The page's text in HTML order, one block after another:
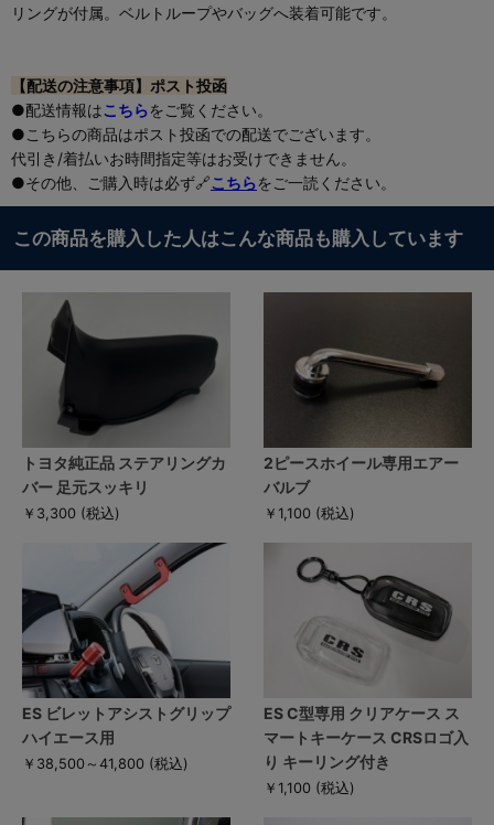
リングが付属。ベルトループやバッグへ装着可能です。
【配送の注意事項】ポスト投函
●配送情報はこちらをご覧ください。
●こちらの商品はポスト投函での配送でございます。
代引き/着払いお時間指定等はお受けできません。
●その他、ご購入時は必ず🔗こちらをご一読ください。
この商品を購入した人はこんな商品も購入しています
トヨタ純正品 ステアリングカ
バー 足元スッキリ
￥3,300 (税込)
2ピースホイール専用エアー
バルブ
￥1,100 (税込)
ES ビレットアシストグリップ
ハイエース用
￥38,500～41,800 (税込)
ES C型専用 クリアケース ス
マートキーケース CRSロゴ入
り キーリング付き
￥1,100 (税込)